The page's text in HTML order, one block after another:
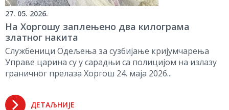
27. 05. 2026.
На Хоргошу заплењено два килограма
златног накита
Службеници Одељења за сузбијање кријумчарења
Управе царина су у сарадњи са полицијом на излазу
граничног прелаза Хоргош 24. маја 2026...
ДЕТАЉНИЈЕ